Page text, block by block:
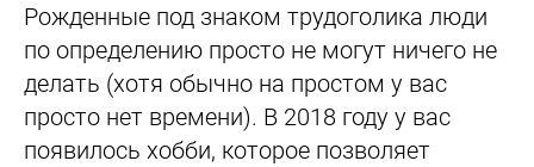
Рожденные под знаком трудоголика люди
по определению просто не могут ничего не
делать (хотя обычно на простом у вас
просто нет времени). В 2018 году у вас
появилось хобби, которое позволяет